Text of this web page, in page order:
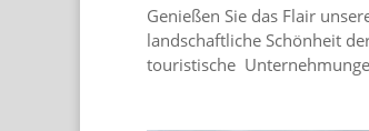
Genießen Sie das Flair
landschaftliche Schönheit
touristische